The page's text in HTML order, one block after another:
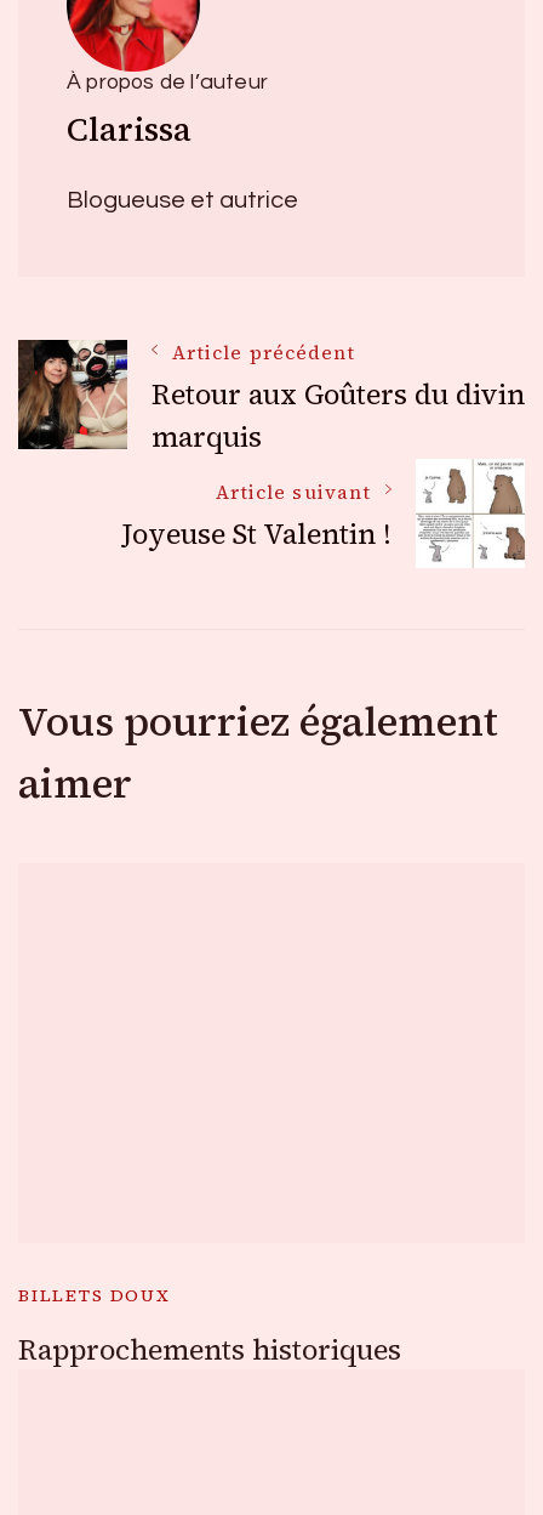
À propos de l’auteur
Clarissa
Blogueuse et autrice
Navigation
des
articles
Article précédent
Retour aux Goûters du divin
marquis
Article suivant
Joyeuse St Valentin !
Vous pourriez également
aimer
BILLETS DOUX
Rapprochements historiques